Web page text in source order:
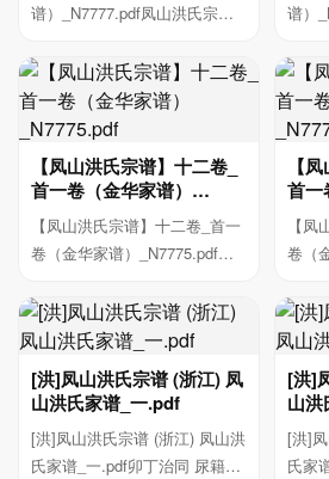
谱）_N7777.pdf凤山洪氏宗譜
谱）
【凤山洪氏宗谱】十二卷_
首一卷（金华家谱）
_N7775.pdf
【凤山洪氏宗谱】十二卷_首一
卷（金华家谱）_N7775.pdf良
【
首一
【
卷（
[洪]凤山洪氏宗谱 (浙江) 凤
山洪氏家谱_一.pdf
[洪]凤山洪氏宗谱 (浙江) 凤山洪
氏家谱_一.pdf卯丁治同 尿籍敬
[洪]
山
[洪]
氏家